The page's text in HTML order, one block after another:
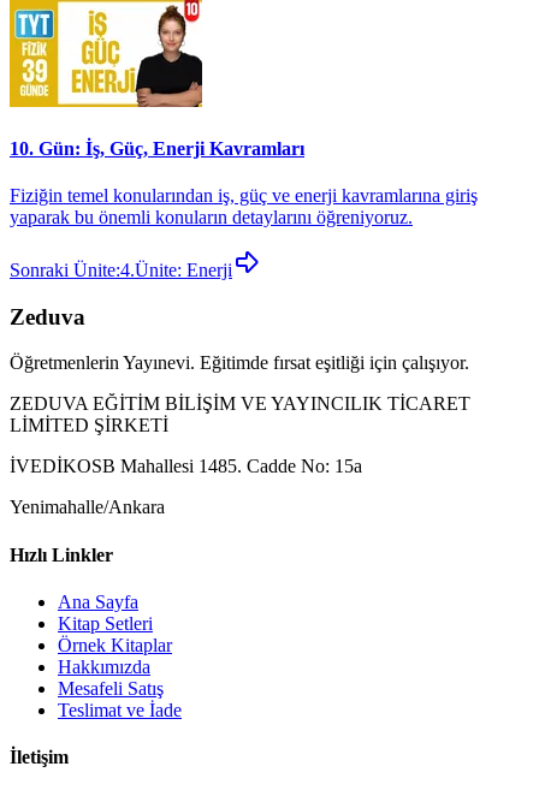
10. Gün: İş, Güç, Enerji Kavramları
Fiziğin temel konularından iş, güç ve enerji kavramlarına giriş
yaparak bu önemli konuların detaylarını öğreniyoruz.
Sonraki Ünite:4.Ünite: Enerji
Zeduva
Öğretmenlerin Yayınevi. Eğitimde fırsat eşitliği için çalışıyor.
ZEDUVA EĞİTİM BİLİŞİM VE YAYINCILIK TİCARET
LİMİTED ŞİRKETİ
İVEDİKOSB Mahallesi 1485. Cadde No: 15a
Yenimahalle/Ankara
Hızlı Linkler
Ana Sayfa
Kitap Setleri
Örnek Kitaplar
Hakkımızda
Mesafeli Satış
Teslimat ve İade
İletişim